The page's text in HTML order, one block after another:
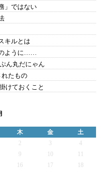
」ではない
キルとは
のように……
ん丸だにゃん
れたもの
けておくこと
木 金
土
2 3
4
9
16 17